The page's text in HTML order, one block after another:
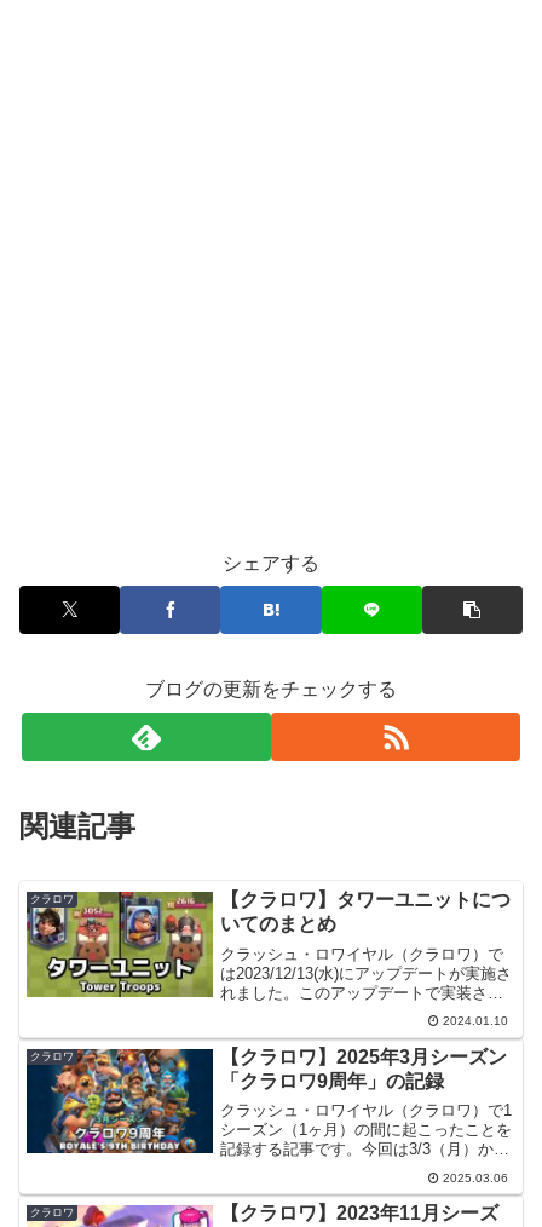
シェアする
ブログの更新をチェックする
関連記事
クラロワ
【クラロワ】タワーユニットにつ
いてのまとめ
クラッシュ・ロワイヤル（クラロワ）で
は2023/12/13(水)にアップデートが実施さ
れました。このアップデートで実装され
た内容の一つにタワーユニットの登場が
あります。本記事ではこれについて詳し
く見ていこうと思います。簡易まとめ最
初にタワー...
2024.01.10
クラロワ
【クラロワ】2025年3月シーズン
「クラロワ9周年」の記録
クラッシュ・ロワイヤル（クラロワ）で1
シーズン（1ヶ月）の間に起こったことを
記録する記事です。今回は3/3（月）から
始まった3月シーズンです。3(月) シーズ
ン開始シーズン名【英語】ROYALE'S
9TH BIRTHDAY【日本語】クラロ...
2025.03.06
クラロワ 【クラロワ】2023年11月シーズ